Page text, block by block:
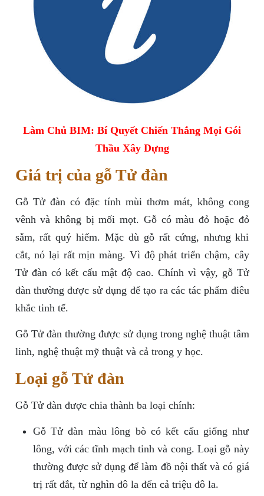
Làm Chủ BIM: Bí Quyết Chiến Thắng Mọi Gói
Thầu Xây Dựng
Giá trị của gỗ Tử đàn
Gỗ Tử đàn có đặc tính mùi thơm mát, không cong
vênh và không bị mối mọt. Gỗ có màu đỏ hoặc đỏ
sẫm, rất quý hiếm. Mặc dù gỗ rất cứng, nhưng khi
cắt, nó lại rất mịn màng. Vì độ phát triển chậm, cây
Tử đàn có kết cấu mật độ cao. Chính vì vậy, gỗ Tử
đàn thường được sử dụng để tạo ra các tác phẩm điêu
khắc tinh tế.
Gỗ Tử đàn thường được sử dụng trong nghệ thuật tâm
linh, nghệ thuật mỹ thuật và cả trong y học.
Loại gỗ Tử đàn
Gỗ Tử đàn được chia thành ba loại chính:
Gỗ Tử đàn màu lông bò có kết cấu giống như
lông, với các tĩnh mạch tinh và cong. Loại gỗ này
thường được sử dụng để làm đồ nội thất và có giá
trị rất đắt, từ nghìn đô la đến cả triệu đô la.